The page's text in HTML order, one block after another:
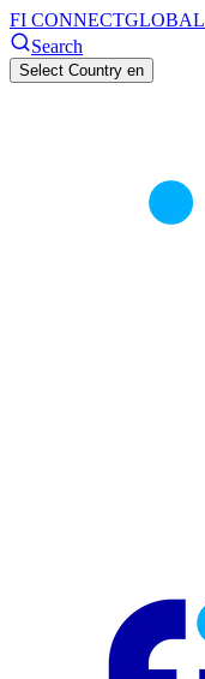
FI CONNECTGLOBAL
Search
Select Country en